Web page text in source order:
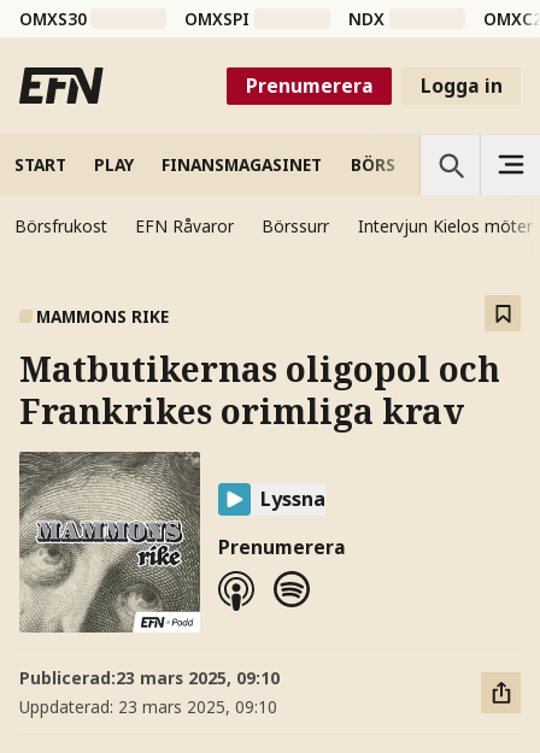
OMXS30 OMXSPI NDX
Prenumerera Logga in
START PLAY FINANSMAGASINET BÖRS VETENSKAP
Börsfrukost EFN Råvaror Börssurr Intervjun Kielos möter
MAMMONS RIKE
Matbutikernas oligopol och
Frankrikes orimliga krav
Lyssna
Prenumerera
Publicerad:23 mars 2025, 09:10
Uppdaterad: 23 mars 2025, 09:10